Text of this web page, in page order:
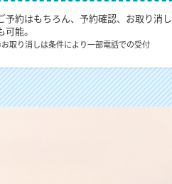
予約はもちろん、予約確認、お取り消し
可能。
取り消しは条件により一部電話での受付